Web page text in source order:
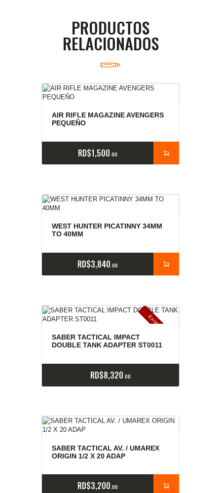
PRODUCTOS
RELACIONADOS
AIR RIFLE MAGAZINE AVENGERS
PEQUEÑO
RD$1,500 00
WEST HUNTER PICATINNY 34MM
TO 40MM
RD$3,840 00
E
x
is
t
n
c
ia
s
g
o
t
a
d
a
SABER TACTICAL IMPACT
DOUBLE TANK ADAPTER ST0011
RD$8,320 00
SABER TACTICAL AV. / UMAREX
ORIGIN 1/2 X 20 ADAP
RD$3,200 00